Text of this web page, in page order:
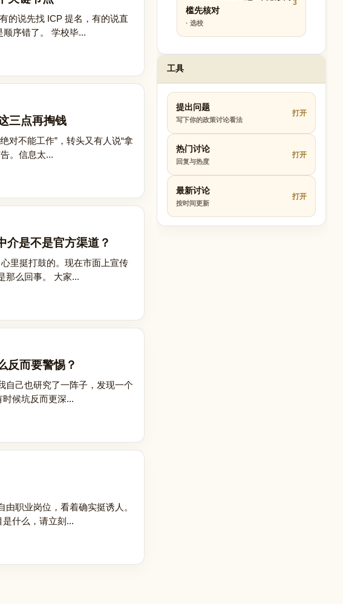
的说先找 ICP 提名，有的说直
序错了。 学校毕...
三点再掏钱
对不能工作”，转头又有人说“拿
。信息太...
介是不是官方渠道？
里挺打鼓的。现在市面上宣传
那么回事。 大家...
反而要警惕？
自己也研究了一阵子，发现一个
候坑反而更深...
职业岗位，看着确实挺诱人。
什么，请立刻...
槛先核对
· 选校
3
工具
提出问题
写下你的政策讨论看法
打开
热门讨论
回复与热度
打开
最新讨论
按时间更新
打开